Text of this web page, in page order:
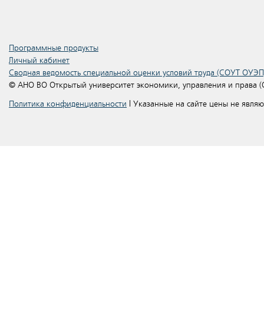
Программные продукты
Личный кабинет
Сводная ведомость специальной оценки условий труда (СОУТ
© АНО ВО Открытый университет экономики, управления и права
Политика конфиденциальности | Указанные на сайте цены не